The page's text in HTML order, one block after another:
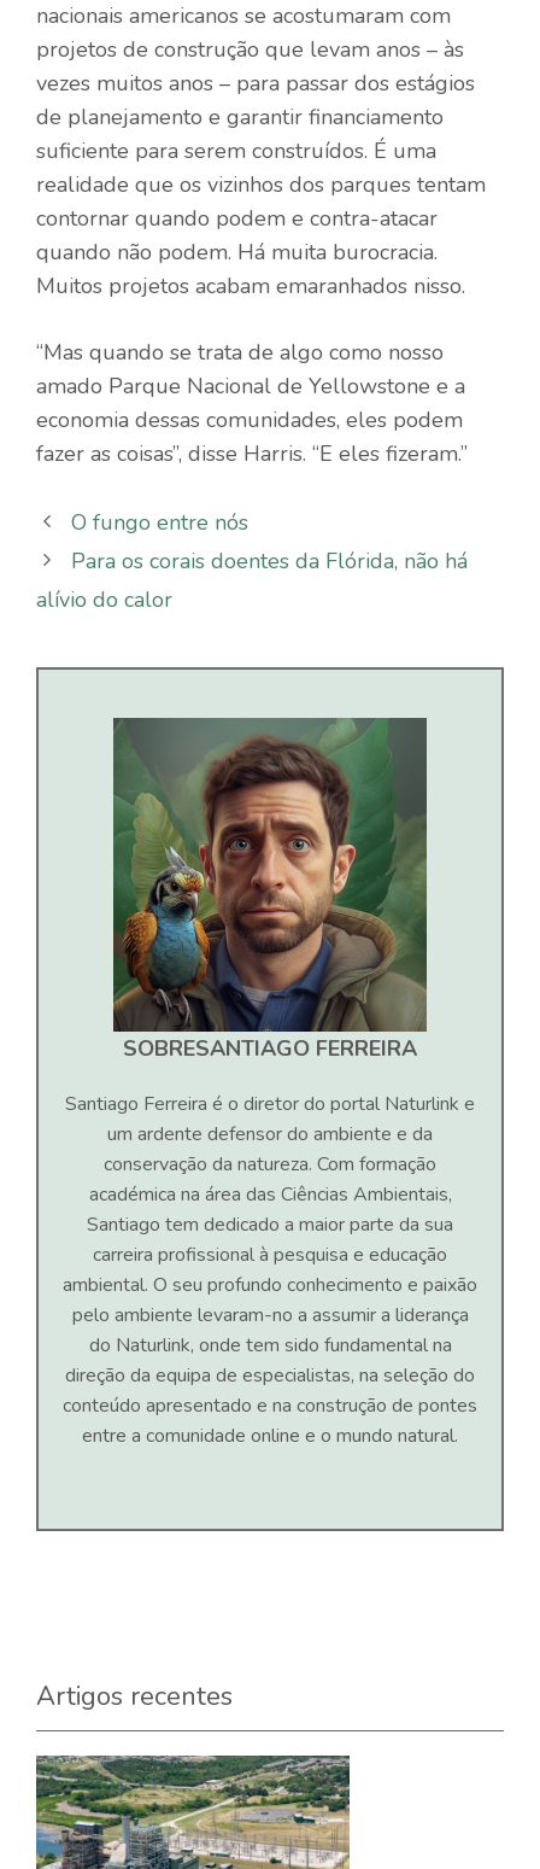
nacionais americanos se acostumaram com
projetos de construção que levam anos – às
vezes muitos anos – para passar dos estágios
de planejamento e garantir financiamento
suficiente para serem construídos. É uma
realidade que os vizinhos dos parques tentam
contornar quando podem e contra-atacar
quando não podem. Há muita burocracia.
Muitos projetos acabam emaranhados nisso.
“Mas quando se trata de algo como nosso
amado Parque Nacional de Yellowstone e a
economia dessas comunidades, eles podem
fazer as coisas”, disse Harris. “E eles fizeram.”
O fungo entre nós
Para os corais doentes da Flórida, não há
alívio do calor
SOBRESANTIAGO FERREIRA
Santiago Ferreira é o diretor do portal Naturlink e
um ardente defensor do ambiente e da
conservação da natureza. Com formação
académica na área das Ciências Ambientais,
Santiago tem dedicado a maior parte da sua
carreira profissional à pesquisa e educação
ambiental. O seu profundo conhecimento e paixão
pelo ambiente levaram-no a assumir a liderança
do Naturlink, onde tem sido fundamental na
direção da equipa de especialistas, na seleção do
conteúdo apresentado e na construção de pontes
entre a comunidade online e o mundo natural.
Artigos recentes